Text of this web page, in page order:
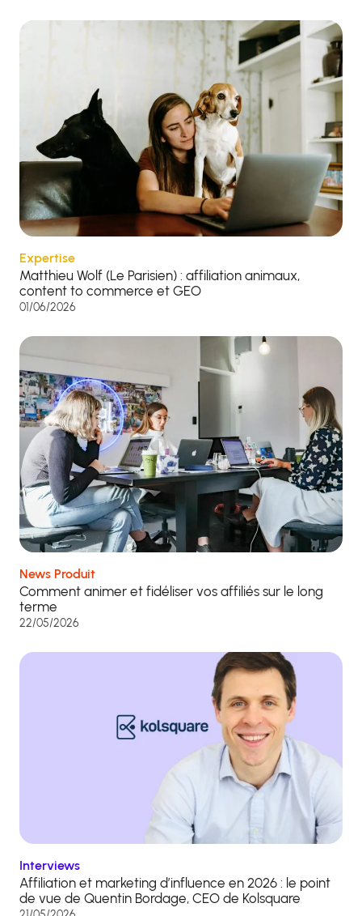
Expertise
Matthieu Wolf (Le Parisien) : affiliation animaux,
content to commerce et GEO
01/06/2026
News Produit
Comment animer et fidéliser vos affiliés sur le long
terme
22/05/2026
Interviews
Affiliation et marketing d’influence en 2026 : le point
de vue de Quentin Bordage, CEO de Kolsquare